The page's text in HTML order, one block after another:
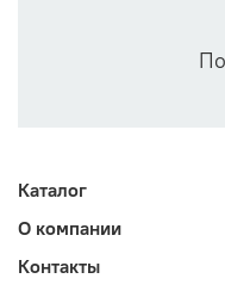
Каталог
О компании
Контакты